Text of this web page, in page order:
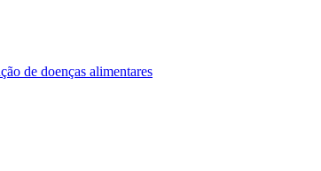
de doenças alimentares